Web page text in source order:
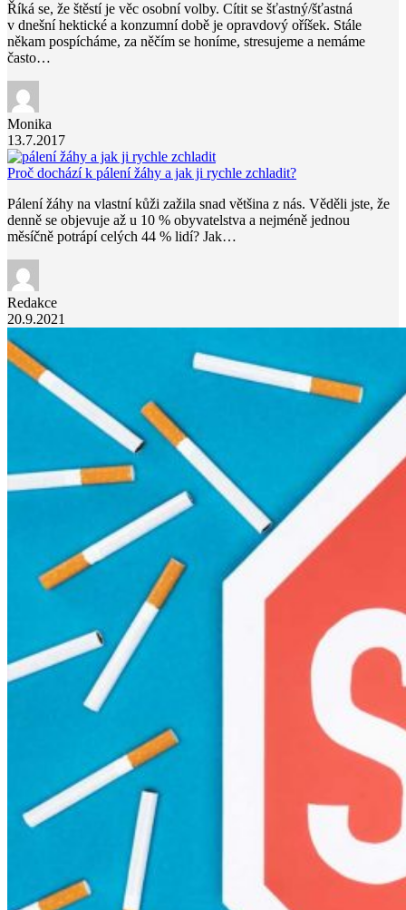
Říká se, že štěstí je věc osobní volby. Cítit se šťastný/šťastná
v dnešní hektické a konzumní době je opravdový oříšek. Stále
někam pospícháme, za něčím se honíme, stresujeme a nemáme
často…
Monika
13.7.2017
Proč dochází k pálení žáhy a jak ji rychle zchladit?
Pálení žáhy na vlastní kůži zažila snad většina z nás. Věděli jste, že
denně se objevuje až u 10 % obyvatelstva a nejméně jednou
měsíčně potrápí celých 44 % lidí? Jak…
Redakce
20.9.2021